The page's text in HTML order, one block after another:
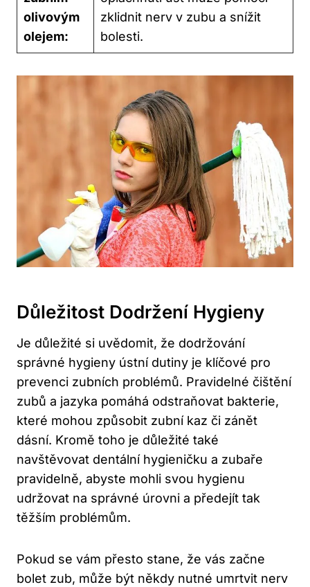
olivovým
olejem:
zklidnit nerv v zubu a snížit
bolesti.
Důležitost Dodržení Hygieny
Je důležité si uvědomit, že dodržování
správné hygieny ústní dutiny je klíčové pro
prevenci zubních problémů. Pravidelné čištění
zubů a jazyka pomáhá odstraňovat bakterie,
které mohou způsobit zubní kaz či zánět
dásní. Kromě toho je důležité také
navštěvovat dentální hygieničku a zubaře
pravidelně, abyste mohli svou hygienu
udržovat na správné úrovni a předejít tak
těžším problémům.
Pokud se vám přesto stane, že vás začne
bolet zub, může být někdy nutné umrtvit nerv